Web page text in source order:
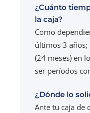
¿Cuánto
la caja?
Como
últimos 3
(24 meses) en
ser períodos
¿Dónde lo
Ante tu caja de